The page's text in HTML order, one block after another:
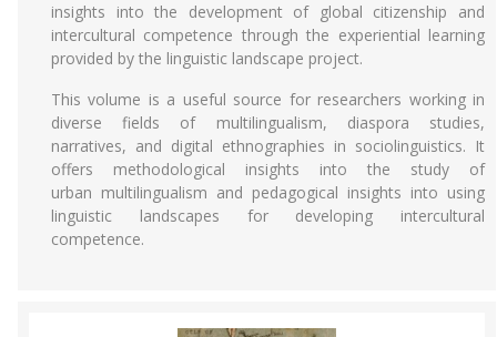
insights into the development of global citizenship and
intercultural competence through the experiential learning
provided by the linguistic landscape project.
This volume is a useful source for researchers working in
diverse fields of multilingualism, diaspora studies,
narratives, and digital ethnographies in sociolinguistics. It
offers methodological insights into the study of
urban multilingualism and pedagogical insights into using
linguistic landscapes for developing intercultural
competence.